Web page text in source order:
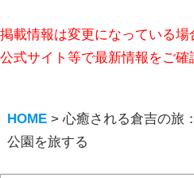
掲載情報は変更になっている場
公式サイト等で最新情報をご確
HOME> 心癒される倉吉の旅
公園を旅する